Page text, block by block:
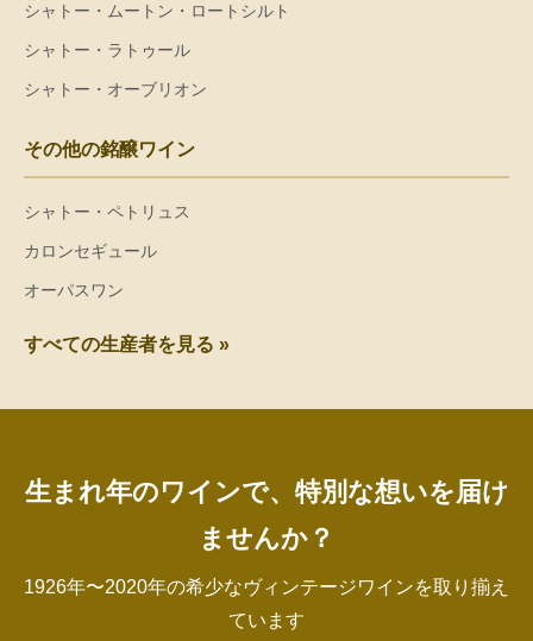
シャトー・ムートン・ロートシルト
シャトー・ラトゥール
シャトー・オーブリオン
その他の銘醸ワイン
シャトー・ペトリュス
カロンセギュール
オーパスワン
すべての生産者を見る »
生まれ年のワインで、特別な想いを届け
ませんか？
1926年〜2020年の希少なヴィンテージワインを取り揃え
ています